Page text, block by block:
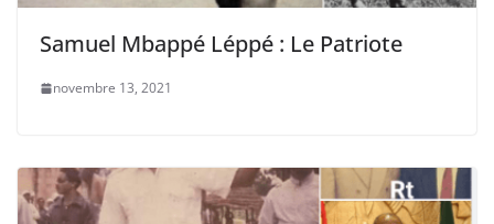
Samuel Mbappé Léppé : Le Patriote
novembre 13, 2021